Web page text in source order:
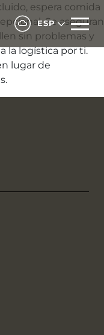
ESP
espera comida
Se aseguran
sin problemas y
la logística por ti.
lugar de